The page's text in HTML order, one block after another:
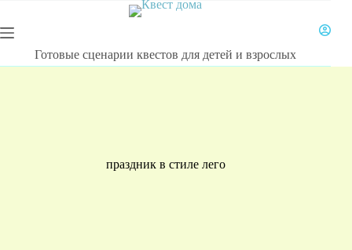
сути
Готовые сценарии квестов для детей и взрослых
праздник в стиле лего